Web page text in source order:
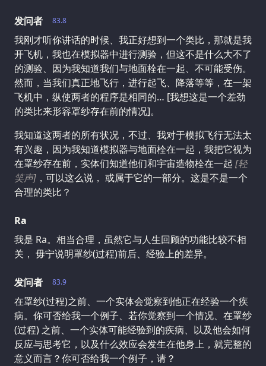
83.8
发问者
我刚才听你讲话的时候、我正好想到一个类比，那就是我
开飞机，我也在模拟器中进行测验，但这不是什么大不了
的测验、因为我知道我们与地面栓在一起、不可能受伤。
然而，当我们真正地飞行，进行起飞、降落等等，在一架
飞机中，纵使两者的程序是相同的… [我想这是一个差劲
的类比来形容罩纱存在前的情况]。
我知道这两者的所有状况，不过、我对于模拟飞行无法太
有兴趣，因为我知道模拟器与地面栓在一起，我把它视为
在罩纱存在前，实体们知道他们和宇宙造物栓在一起 [轻
笑声] ，可以这么说， 或属于它的一部分。这是不是一个
合理的类比？
Ra
我是 Ra。相当合理，虽然它与人生回顾的功能比较不相
关， 毋宁说明罩纱(过程)前后、经验上的差异。
83.9
发问者
在罩纱(过程)之前、一个实体会觉察到他正在经验一个疾
病。你可否给我一个例子、若你觉察到一个情况、在罩纱
(过程) 之前、一个实体可能经验到的疾病、以及他会如何
反应与思考它，以及什么效应会发生在他身上，就完整的
意义而言？你可否给我一个例子，请？